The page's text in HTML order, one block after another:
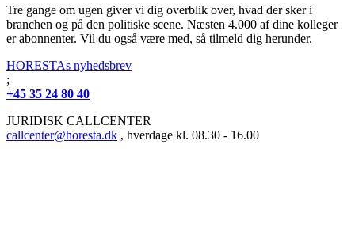
Tre gange om ugen giver vi dig overblik over, hvad der sker i
branchen og på den politiske scene. Næsten 4.000 af dine kolleger
er abonnenter. Vil du også være med, så tilmeld dig herunder.
HORESTAs nyhedsbrev
;
+45 35 24 80 40
JURIDISK CALLCENTER
callcenter@horesta.dk , hverdage kl. 08.30 - 16.00